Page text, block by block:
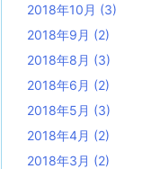
2018年10月 (3)
2018年9月 (2)
2018年8月 (3)
2018年6月 (2)
2018年5月 (3)
2018年4月 (2)
2018年3月 (2)